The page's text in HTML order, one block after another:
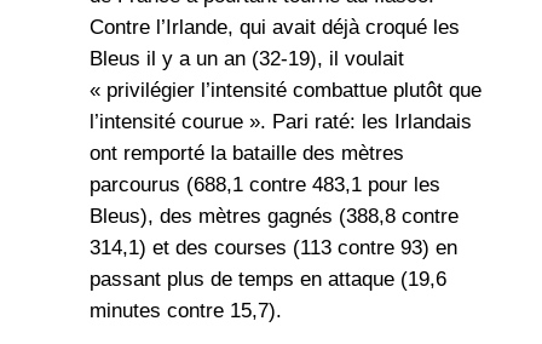
Contre l’Irlande, qui avait déjà croqué les
Bleus il y a un an (32-19), il voulait
« privilégier l’intensité combattue plutôt que
l’intensité courue ». Pari raté: les Irlandais
ont remporté la bataille des mètres
parcourus (688,1 contre 483,1 pour les
Bleus), des mètres gagnés (388,8 contre
314,1) et des courses (113 contre 93) en
passant plus de temps en attaque (19,6
minutes contre 15,7).